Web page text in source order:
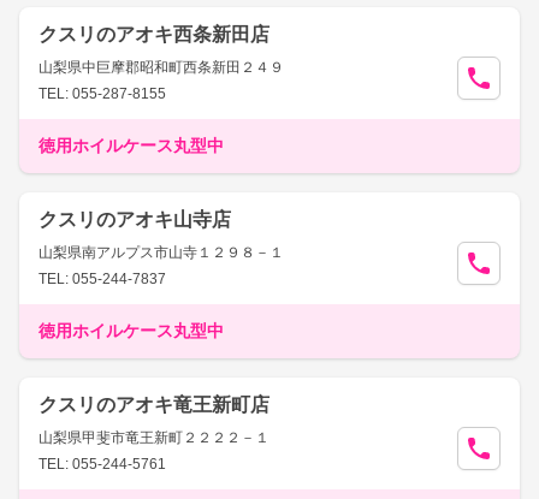
クスリのアオキ西条新田店
山梨県中巨摩郡昭和町西条新田２４９
TEL: 055-287-8155
徳用ホイルケース丸型中
クスリのアオキ山寺店
山梨県南アルプス市山寺１２９８－１
TEL: 055-244-7837
徳用ホイルケース丸型中
クスリのアオキ竜王新町店
山梨県甲斐市竜王新町２２２２－１
TEL: 055-244-5761